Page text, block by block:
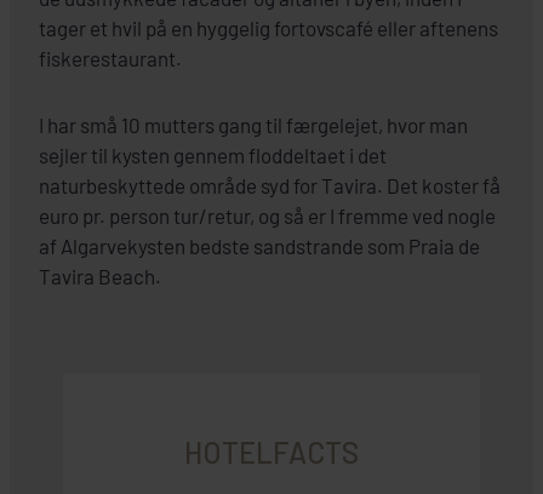
tager et hvil på en hyggelig fortovscafé eller aftenens
fiskerestaurant.
I har små 10 mutters gang til færgelejet, hvor man
sejler til kysten gennem floddeltaet i det
naturbeskyttede område syd for Tavira. Det koster få
euro pr. person tur/retur, og så er I fremme ved nogle
af Algarvekysten bedste sandstrande som Praia de
Tavira Beach.
HOTELFACTS